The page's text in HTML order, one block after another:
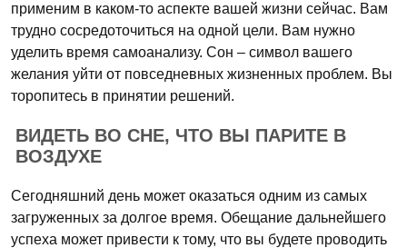
применим в каком-то аспекте вашей жизни сейчас. Вам
трудно сосредоточиться на одной цели. Вам нужно
уделить время самоанализу. Сон – символ вашего
желания уйти от повседневных жизненных проблем. Вы
торопитесь в принятии решений.
ВИДЕТЬ ВО СНЕ, ЧТО ВЫ ПАРИТЕ В
ВОЗДУХЕ
Сегодняшний день может оказаться одним из самых
загруженных за долгое время. Обещание дальнейшего
успеха может привести к тому, что вы будете проводить